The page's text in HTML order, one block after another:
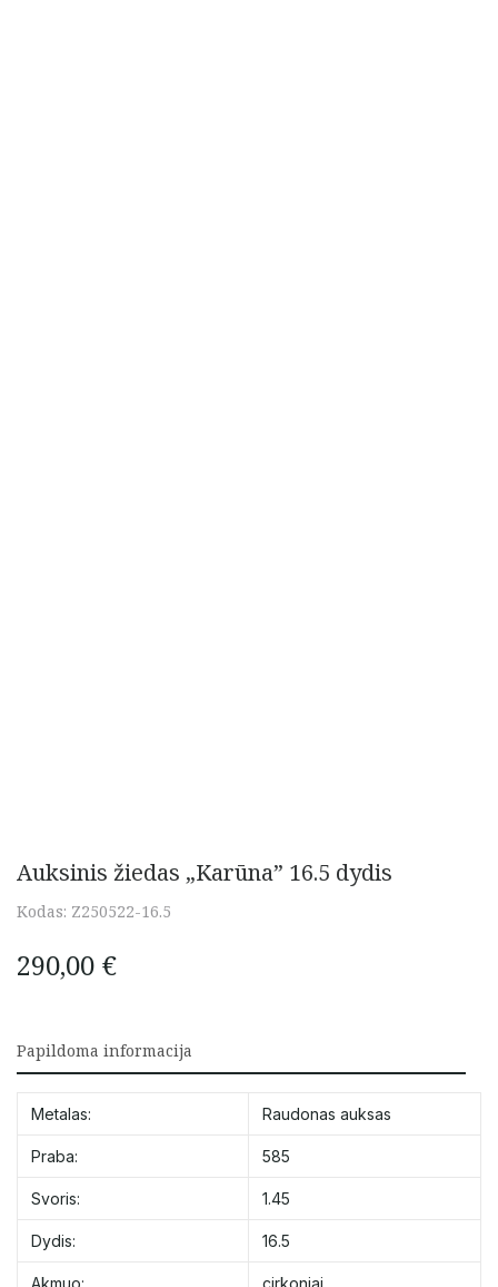
Auksinis žiedas „Karūna” 16.5 dydis
Kodas: Z250522-16.5
290,00 €
Papildoma informacija
Metalas: Raudonas auksas
Praba: 585
Svoris: 1.45
Dydis: 16.5
Akmuo: cirkoniai